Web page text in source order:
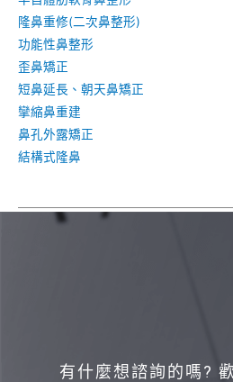
隆鼻重修(二次鼻整形)
功能性鼻整形
歪鼻矯正
短鼻延長、朝天鼻矯正
攣縮鼻重建
鼻孔外露矯正
結構式隆鼻
有什麼想諮詢的嗎?